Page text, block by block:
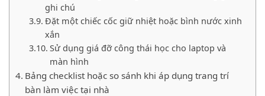
ghi chú
Đặt một chiếc cốc giữ nhiệt hoặc bình nước xinh
xắn
Sử dụng giá đỡ công thái học cho laptop và
màn hình
Bảng checklist hoặc so sánh khi áp dụng trang trí
bàn làm việc tại nhà